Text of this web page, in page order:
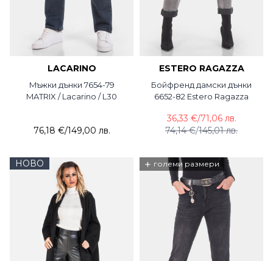
LACARINO
Mъжки дънки 7654-79
MATRIX / Lacarino / L30
76,18 €/149,00 лв.
ESTERO RAGAZZA
Бойфренд дамски дънки
6652-82 Estero Ragazza
74,14 €/145,01 лв.
36,33 €/71,06 лв.
НОВО + големи размери